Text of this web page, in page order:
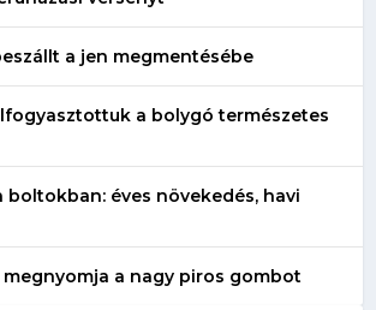
a jen megmentésébe
a bolygó természetes
boltokban: éves növekedés, havi
megnyomja a nagy piros gombot